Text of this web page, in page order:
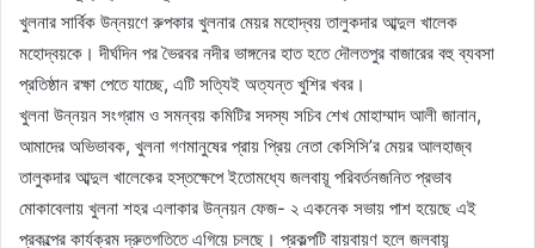
খুলনার সার্বিক উন্নয়ণে রুপকার খুলনার মেয়র মহোদ্বয় তালুকদার আব্দুল খালেক
মহোদ্বয়কে। দীর্ঘদিন পর ভৈরবর নদীর ভাঙ্গনের হাত হতে দৌলতপুর বাজারের বহু ব্যবসা
প্রতিষ্ঠান রক্ষা পেতে যাচ্ছে, এটি সত্যিই অত্যন্ত খুশির খবর।
খুলনা উন্নয়ন সংগ্রাম ও সমন্বয় কমিটির সদস্য সচিব শেখ মোহাম্মাদ আলী জানান,
আমাদের অভিভাবক, খুলনা গণমানুষের প্রায় প্রিয় নেতা কেসিসি’র মেয়র আলহাজ্ব
তালুকদার আব্দুল খালেকের হস্তক্ষেপে ইতোমধ্যে জলবায়ূ পরিবর্তনজনিত প্রভাব
মোকাবেলায় খুলনা শহর এলাকার উন্নয়ন ফেজ- ২ একনেক সভায় পাশ হয়েছে এই
প্রকল্পের কার্যক্রম দ্রুতগতিতে এগিয়ে চলছে। প্রকল্পটি বায়বায়ণ হলে জলবায়ূ